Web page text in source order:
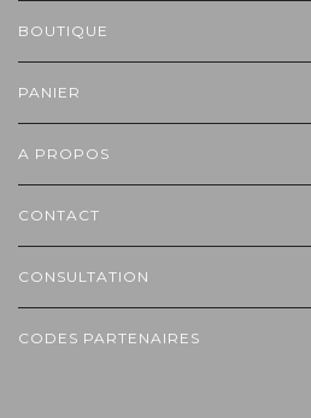
BOUTIQUE
PANIER
A PROPOS
CONTACT
CONSULTATION
CODES PARTENAIRES